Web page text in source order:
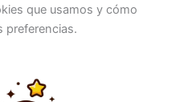
que usamos y cómo
preferencias.